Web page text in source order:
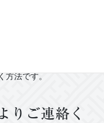
法です。
りご連絡く